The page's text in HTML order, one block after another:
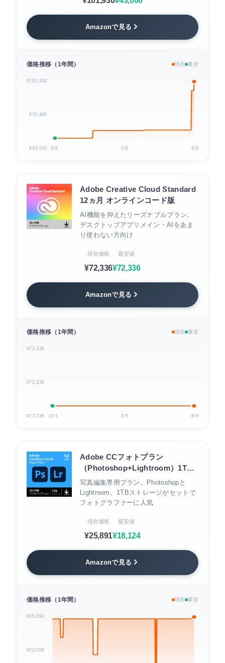
Amazonで見る
価格推移（1年間） 現在 最安
¥101,930
¥72,465
¥43,000 8/8 2/6 8/9
Adobe Creative Cloud Standard
12ヵ月 オンラインコード版
AI機能を抑えたリーズナブルプラン。
デスクトップアプリメイン・AIをあま
り使わない方向け
現在価格
¥72,336
最安値
¥72,336
Amazonで見る
価格推移（1年間） 現在 最安
¥72,336
¥72,336
¥72,336 10/1 3/5 8/8
Adobe CCフォトプラン
（Photoshop+Lightroom）1TB
12ヵ月
写真編集専用プラン。Photoshopと
Lightroom、1TBストレージがセットで
フォトグラファーに人気
現在価格
¥25,891
最安値
¥18,124
Amazonで見る
価格推移（1年間） 現在 最安
¥25,891
¥22,008